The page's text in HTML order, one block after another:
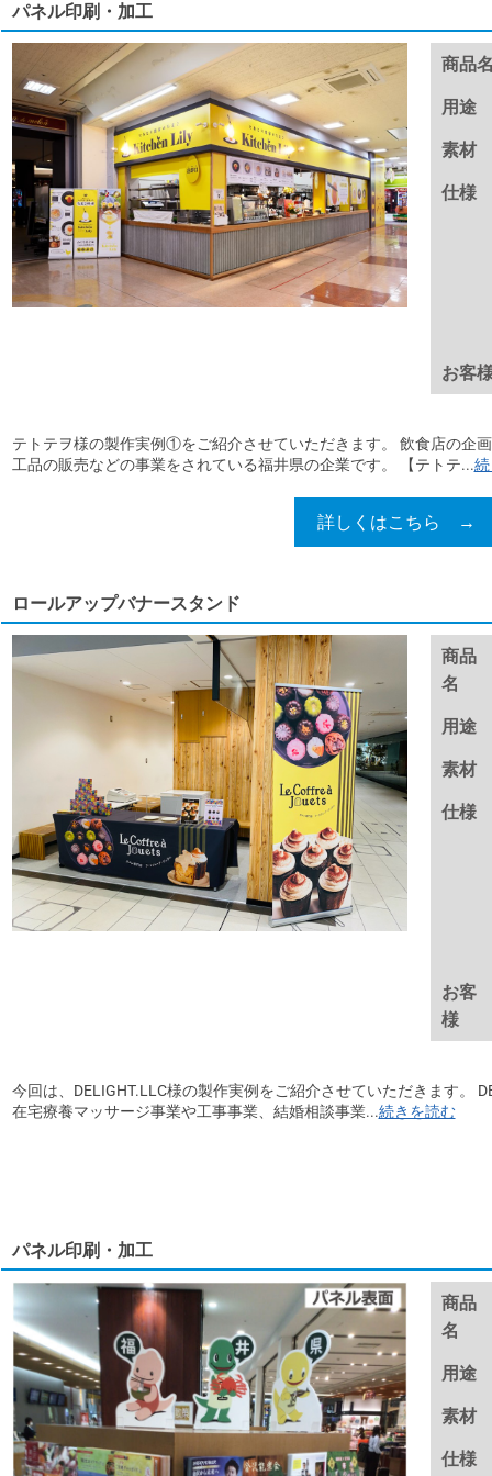
パネル印刷・加工
商品
用途
素材
仕様
お客
テトテヲ様の製作実例①をご紹介させていただきます。 飲食店の企
工品の販売などの事業をされている福井県の企業です。 【テトテ...
詳しくはこちら →
ロールアップバナースタンド
商品
名
用途
素材
仕様
お客
様
今回は、DELIGHT.LLC様の製作実例をご紹介させていただきます。
在宅療養マッサージ事業や工事事業、結婚相談事業...続きを読む
パネル印刷・加工
商品
名
用途
素材
仕様